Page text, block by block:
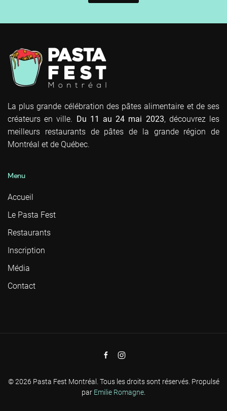
La plus grande célébration des pâtes alimentaire et de ses
créateurs en ville. Du 11 au 24 mai 2023, découvrez les
meilleurs restaurants de pâtes de la grande région de
Montréal et de Québec.
Menu
Accueil
Le Pasta Fest
Restaurants
Inscription
Média
Contact
©2026 Pasta Fest Montréal. Tous les droits sont réservés. Propulsé
par Emilie Romagne